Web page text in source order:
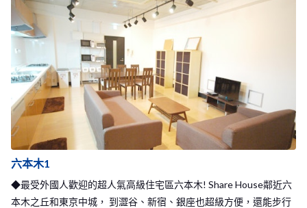
六本木1
◆最受外國人歡迎的超人氣高級住宅區六本木! Share House鄰近六
本木之丘和東京中城， 到澀谷、新宿、銀座也超級方便，還能步行